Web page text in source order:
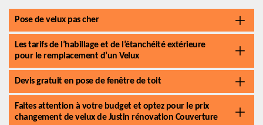
Pose de velux pas cher
Les tarifs de l’habillage et de l’étanchéité extérieure
pour le remplacement d’un Velux
Devis gratuit en pose de fenêtre de toit
Faites attention à votre budget et optez pour le prix
changement de velux de Justin rénovation Couverture